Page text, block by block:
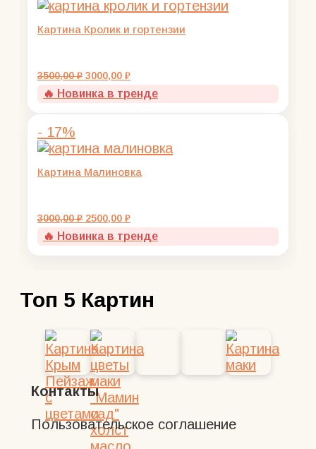
Картина Кролик и гортензии
3500,00₽ Первоначальная
составляла
3000,00 ₽Текущая
3000,00 ₽.
🔥 Новинка в тренде
- 17%
Картина Малиновка
3000,00₽ Первоначальная
составляла
2500,00 ₽Текущая
2500,00 ₽.
🔥 Новинка в тренде
Топ 5 Картин
Контакты
Пользовательское соглашение